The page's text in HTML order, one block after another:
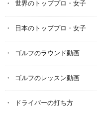
世界のトッププロ・女子
日本のトッププロ・女子
ゴルフのラウンド動画
ゴルフのレッスン動画
ドライバーの打ち方